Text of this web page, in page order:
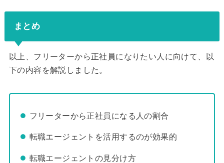
まとめ
以上、フリーターから正社員になりたい人に向けて、以
下の内容を解説しました。
フリーターから正社員になる人の割合
転職エージェントを活用するのが効果的
転職エージェントの見分け方